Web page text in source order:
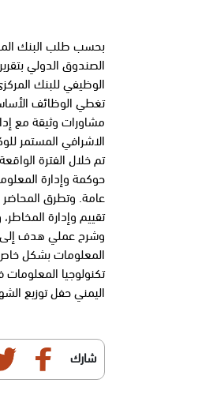
الوظيفي للبنك
الاشرافي المستمر
حوكمة وإدارة
عامة. وتطرق
تقييم وإدارة
وشرح عملي هدف إلى
المعلومات بشكل خاص..
تكنولوجيا
اليمني حفل توزيع
شارك